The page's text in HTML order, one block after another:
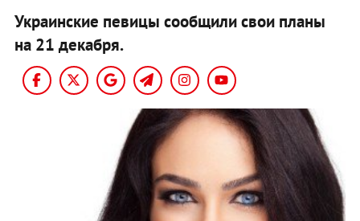
Украинские певицы сообщили свои планы
на 21 декабря.